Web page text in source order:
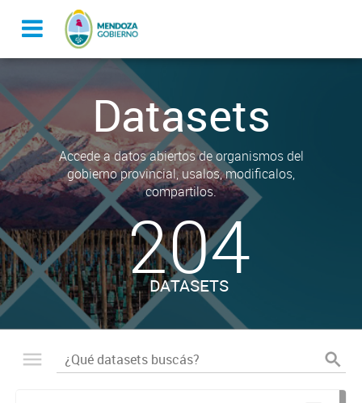
Datasets
Accede a datos abiertos de organismos del
gobierno provincial, usalos, modificalos,
compartilos.
204
DATASETS